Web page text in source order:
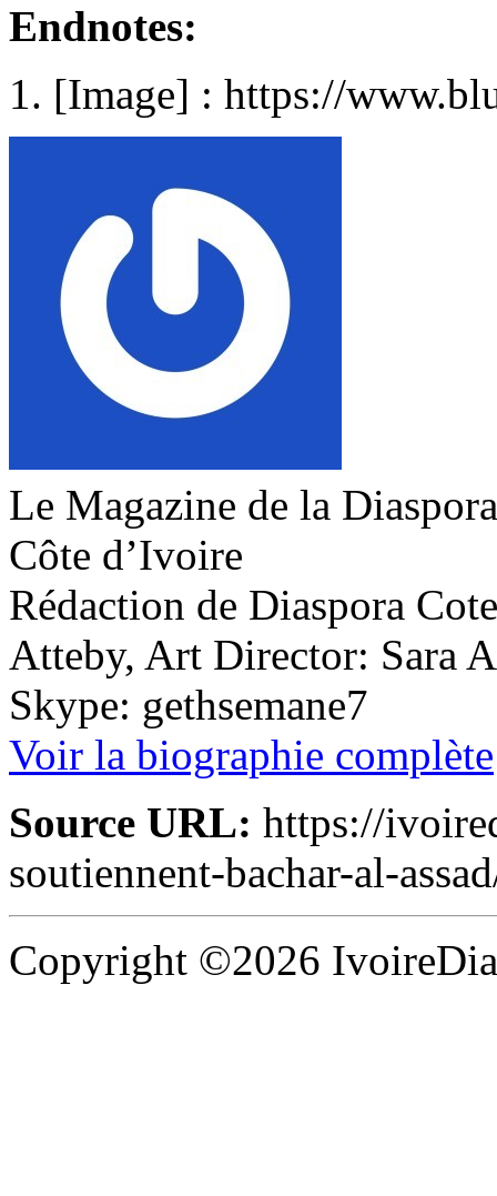
Endnotes:
[Image] : https://
Le Magazine de la
Côte d’Ivoire
Rédaction de Diaspora
Atteby, Art Director: Sara
Skype: gethsemane7
Voir la biographie complète
Source URL: https://
soutiennent-bachar-al-
Copyright ©2026